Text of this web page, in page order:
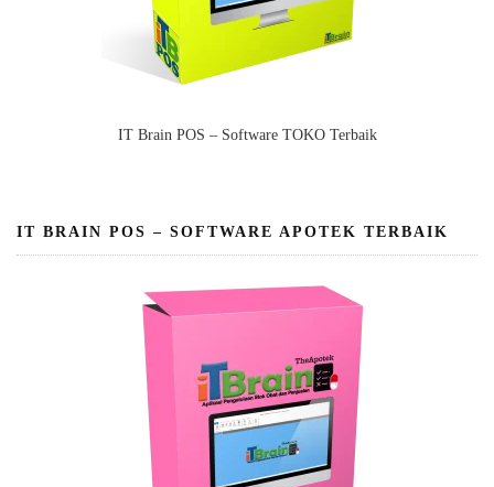
IT Brain POS – Software TOKO Terbaik
IT BRAIN POS – SOFTWARE APOTEK TERBAIK